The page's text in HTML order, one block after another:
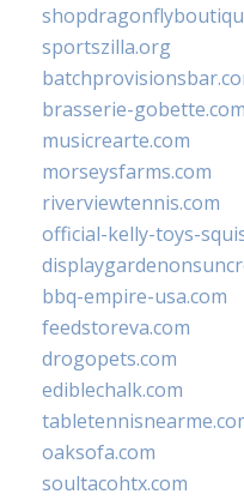
sportszilla.org
brasserie-gobette.com
musicrearte.com
morseysfarms.com
riverviewtennis.com
official-kelly-toys-
bbq-empire-usa.com
feedstoreva.com
drogopets.com
ediblechalk.com
oaksofa.com
soultacohtx.com